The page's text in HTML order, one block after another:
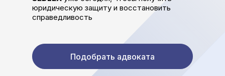
юридическую защиту и восстановить
справедливость
Подобрать адвоката